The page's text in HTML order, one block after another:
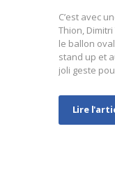
C’est avec
Thion,
le ballon
stand up et
joli geste
Lire